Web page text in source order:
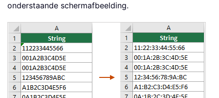
onderstaande schermafbeelding.